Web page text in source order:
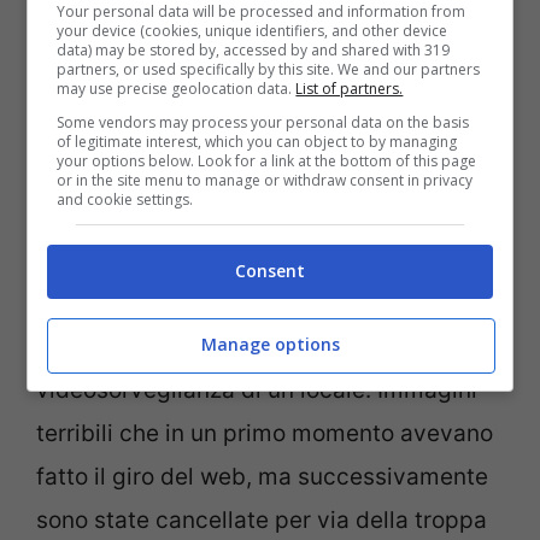
tentativo di recuperare il cellulare che le
era scivolato dalle mani, proprio nel
momento in cui si stava scattando la foto.
Purtroppo non si era accorta che si era
sporta in maniera fin troppo pericolosa,
fino a tal punto da perdere l’equilibrio e
andando sul marciapiede di sotto.
A riprendere la scena la telecamere di
videosorveglianza di un locale. Immagini
terribili che in un primo momento avevano
fatto il giro del web, ma successivamente
sono state cancellate per via della troppa
Your personal data will be processed and information from
your device (cookies, unique identifiers, and other device
data) may be stored by, accessed by and shared with 319
partners, or used specifically by this site. We and our partners
may use precise geolocation data. List of partners.
Some vendors may process your personal data on the basis
of legitimate interest, which you can object to by managing
your options below. Look for a link at the bottom of this page
or in the site menu to manage or withdraw consent in privacy
and cookie settings.
Consent
Manage options